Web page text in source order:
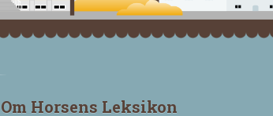
Om Horsens Leksikon